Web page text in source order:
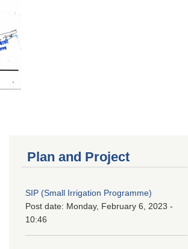
Plan and Project
SIP (Small Irrigation Programme)
Post date: Monday, February 6, 2023 -
10:46